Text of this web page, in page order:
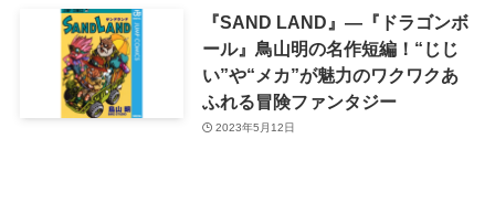
『SAND LAND』—『ドラゴンボ
ール』鳥山明の名作短編！“じじ
い”や“メカ”が魅力のワクワクあ
ふれる冒険ファンタジー
2023年5月12日